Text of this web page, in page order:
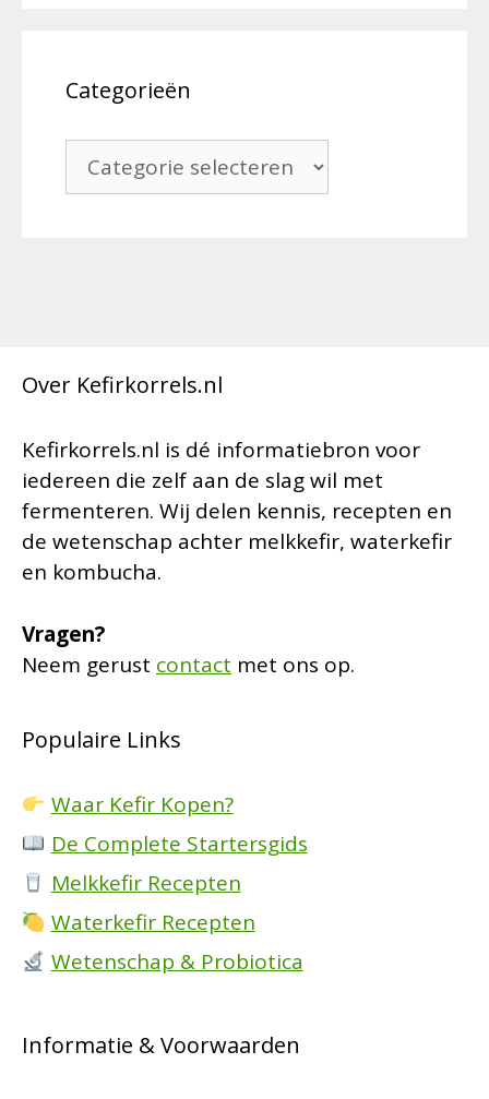
Categorieën
Categorieën
Over Kefirkorrels.nl
Kefirkorrels.nl is dé informatiebron voor
iedereen die zelf aan de slag wil met
fermenteren. Wij delen kennis, recepten en
de wetenschap achter melkkefir, waterkefir
en kombucha.
Vragen?
Neem gerust contact met ons op.
Populaire Links
Waar Kefir Kopen?
De Complete Startersgids
Melkkefir Recepten
Waterkefir Recepten
Wetenschap & Probiotica
Informatie & Voorwaarden